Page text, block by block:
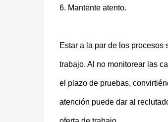
6. Mantente atento.
Estar a la par de los
trabajo. Al no monitorear las
el plazo de pruebas,
atención puede dar al